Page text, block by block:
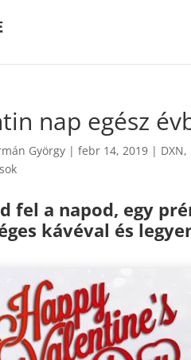
nap egész
György |febr 14, 2019 | DXN,
fel a napod, egy
kávéval és